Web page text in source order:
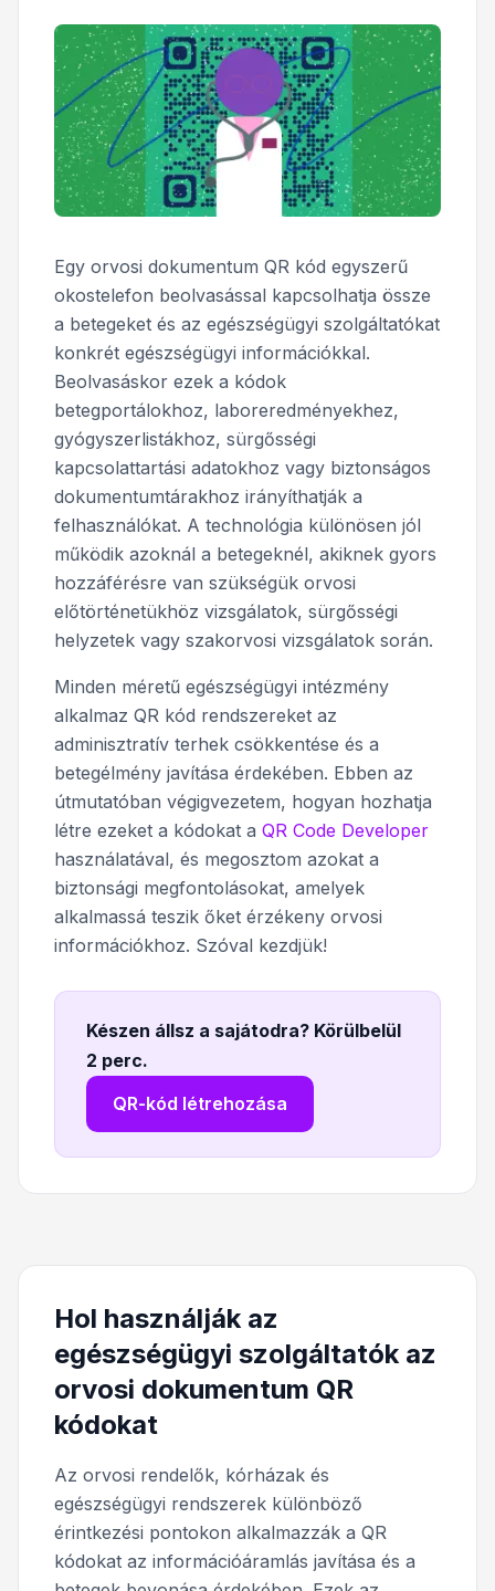
Egy orvosi dokumentum QR kód egyszerű
okostelefon beolvasással kapcsolhatja össze
a betegeket és az egészségügyi szolgáltatókat
konkrét egészségügyi információkkal.
Beolvasáskor ezek a kódok
betegportálokhoz, laboreredményekhez,
gyógyszerlistákhoz, sürgősségi
kapcsolattartási adatokhoz vagy biztonságos
dokumentumtárakhoz irányíthatják a
felhasználókat. A technológia különösen jól
működik azoknál a betegeknél, akiknek gyors
hozzáférésre van szükségük orvosi
előtörténetükhöz vizsgálatok, sürgősségi
helyzetek vagy szakorvosi vizsgálatok során.
Minden méretű egészségügyi intézmény
alkalmaz QR kód rendszereket az
adminisztratív terhek csökkentése és a
betegélmény javítása érdekében. Ebben az
útmutatóban végigvezetem, hogyan hozhatja
létre ezeket a kódokat a QR Code Developer
használatával, és megosztom azokat a
biztonsági megfontolásokat, amelyek
alkalmassá teszik őket érzékeny orvosi
információkhoz. Szóval kezdjük!
Készen állsz a sajátodra? Körülbelül
2 perc.
QR-kód létrehozása
Hol használják az
egészségügyi szolgáltatók az
orvosi dokumentum QR
kódokat
Az orvosi rendelők, kórházak és
egészségügyi rendszerek különböző
érintkezési pontokon alkalmazzák a QR
kódokat az információáramlás javítása és a